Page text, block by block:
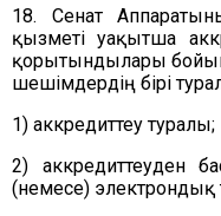
18. Сенат
қызметіуақытша
қорытындылары
шешімдердің бірі
1) аккредиттеу туралы;
2) аккредиттеуден
(немесе) электрондық